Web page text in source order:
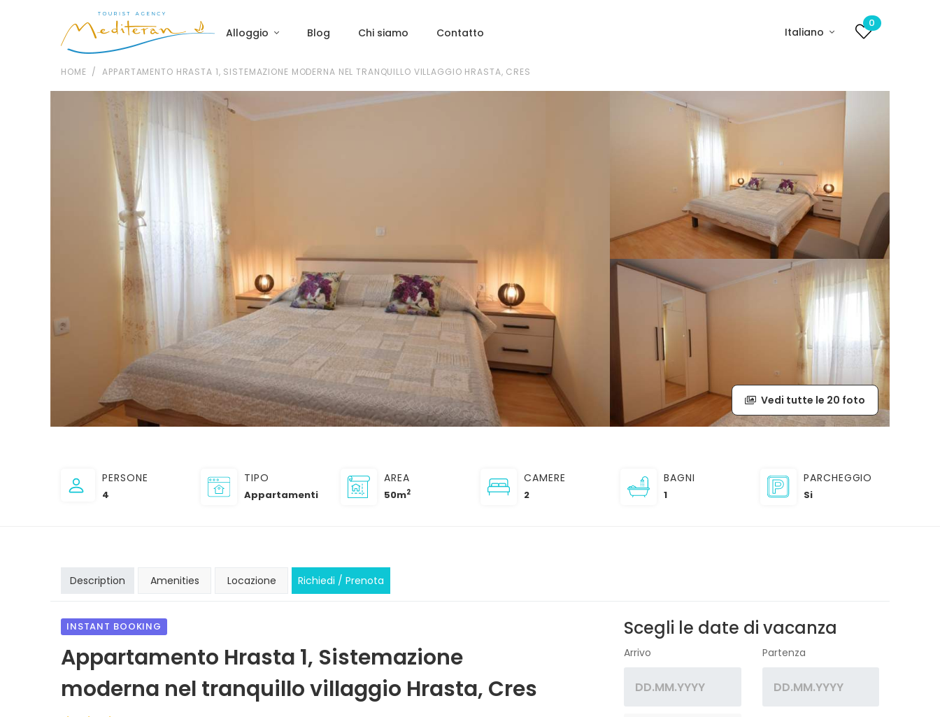
Alloggio Blog Chi siamo Contatto Italiano
0
HOME APPARTAMENTO HRASTA 1, SISTEMAZIONE MODERNA NEL TRANQUILLO VILLAGGIO HRASTA, CRES
Vedi tutte le 20 foto
PERSONE
4
TIPO
Appartamenti
AREA
50m2
CAMERE
2
BAGNI
1
PARCHEGGIO
Si
Description Amenities Locazione Richiedi / Prenota
INSTANT BOOKING
Appartamento Hrasta 1, Sistemazione
moderna nel tranquillo villaggio Hrasta, Cres
Scegli le date di vacanza
Arrivo Partenza